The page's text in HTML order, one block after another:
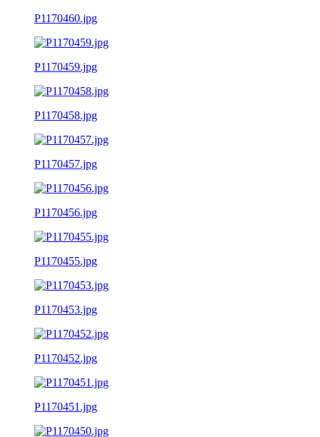
P1170460.jpg
P1170459.jpg
P1170458.jpg
P1170457.jpg
P1170456.jpg
P1170455.jpg
P1170453.jpg
P1170452.jpg
P1170451.jpg